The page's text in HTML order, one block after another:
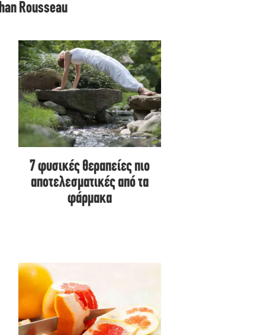
Rousseau
7 φυσικές θεραπείες πιο
αποτελεσματικές από τα
φάρμακα